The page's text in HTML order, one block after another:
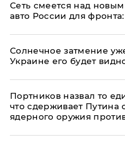
Сеть смеется над
авто России для
​Солнечное затмение
Украине его будет
Портников назвал то
что сдерживает Путина
ядерного оружия